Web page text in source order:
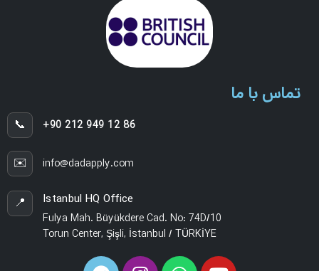
تماس با ما
📞 +90 212 949 12 86
✉️ info@dadapply.com
📍 Istanbul HQ Office
Fulya Mah. Büyükdere Cad. No: 74D/10
Torun Center, Şişli, İstanbul / TÜRKİYE